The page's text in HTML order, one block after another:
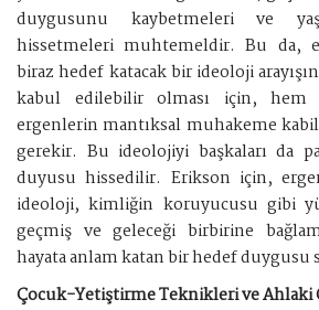
duygusunu kaybetmeleri ve
hissetmeleri muhtemeldir. Bu da,
biraz hedef katacak bir ideoloji
kabul edilebilir olması için, hem
ergenlerin mantıksal muhakeme
gerekir. Bu ideolojiyi başkaları da
duyusu hissedilir. Erikson için,
ideoloji, kimliğin koruyucusu gibi
geçmiş ve geleceği birbirine
hayata anlam katan bir hedef duygusu
Çocuk-Yetiştirme Teknikleri ve Ahlaki